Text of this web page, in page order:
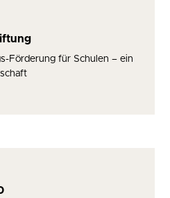
Förderung für Schulen – ein